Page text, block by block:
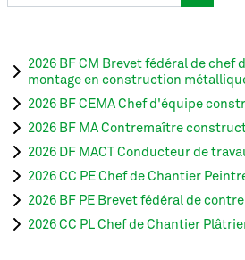
2026 BF CM Brevet fédéral de chef
montage en construction
2026 BF CEMA Chef d'équipe
2026 BF MA Contremaître
2026 DF MACT Conducteur de
2026 CC PE Chef de Chantier
2026 BF PE Brevet fédéral de
2026 CC PL Chef de Chantier